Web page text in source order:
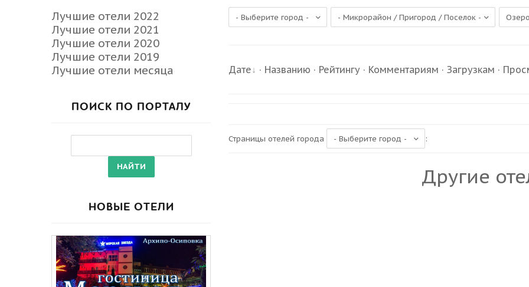
Дате · Названию · Рейтингу · Комментариям ·Загрузкам ·
Страницы отелей города :
Другие
Лучшие отели 2022
Лучшие отели 2021
Лучшие отели 2020
Лучшие отели 2019
Лучшие отели месяца
ПОИСК ПО ПОРТАЛУ
НОВЫЕ ОТЕЛИ